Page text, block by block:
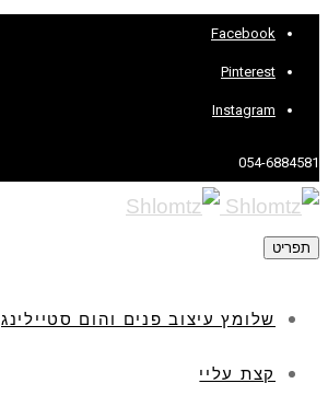
Facebook
Pinterest
Instagram
054-6884581
תפריט
שלומץ עיצוב פנים והום סטיילינג
קצת עליי